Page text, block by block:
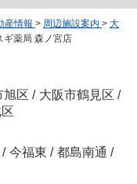
産情報 > 周辺施設案内 > 大
ギ薬局 森ノ宮店
旭区 / 大阪市鶴見区 /
/ 今福東 / 都島南通 /